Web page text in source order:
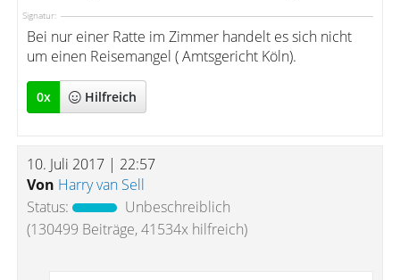
Signatur:
Bei nur einer Ratte im Zimmer handelt es sich nicht
um einen Reisemangel ( Amtsgericht Köln).
0x Hilfreich
10. Juli 2017 | 22:57
Von Harry van Sell
Status:
Unbeschreiblich
(130499 Beiträge, 41534x hilfreich)